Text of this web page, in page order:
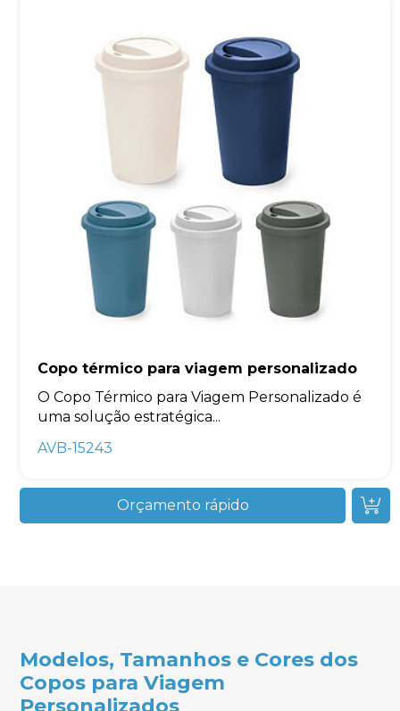
Copo térmico para viagem personalizado
O Copo Térmico para Viagem Personalizado é
uma solução estratégica...
AVB-15243
Orçamento rápido
Modelos, Tamanhos e Cores dos
Copos para Viagem